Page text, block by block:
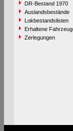
DR-Bestand 1970
Auslandsbestände
Lokbestandslisten
Erhaltene
Zerlegungen